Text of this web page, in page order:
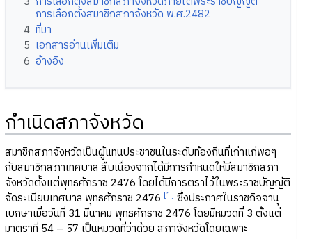
การเลือกตั้งสมาชิกสภาจังหวัด พ.ศ.2482
4 ที่มา
5 เอกสารอ่านเพิ่มเติม
6 อ้างอิง
กำเนิดสภาจังหวัด
สมาชิกสภาจังหวัดเป็นผู้แทนประชาชนในระดับท้องถิ่นที่เก่าแก่พอๆ
กับสมาชิกสภาเทศบาล สืบเนื่องจากได้มีการกำหนดให้มีสมาชิกสภา
จังหวัดตั้งแต่พุทธศักราช 2476 โดยได้มีการตราไว้ในพระราชบัญญัติ
จัดระเบียบเทศบาล พุทธศักราช 2476 [1] ซึ่งประกาศในราชกิจจานุ
เบกษาเมื่อวันที่ 31 มีนาคม พุทธศักราช 2476 โดยมีหมวดที่ 3 ตั้งแต่
มาตราที่ 54 – 57 เป็นหมวดที่ว่าด้วย สภาจังหวัดโดยเฉพาะ